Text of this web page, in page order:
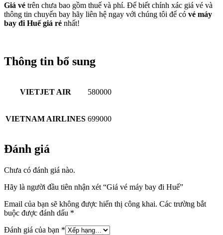
Giá vé trên chưa bao gồm thuế và phí. Để biết chính xác giá vé và
thông tin chuyến bay hãy liên hệ ngay với chúng tôi để có vé máy
bay đi Huếgiá rẻ nhất!
Thông tin bổ sung
VIETJET AIR 580000
VIETNAM AIRLINES 699000
Đánh giá
Chưa có đánh giá nào.
Hãy là người đầu tiên nhận xét “Giá vé máy bay đi Huế”
Email của bạn sẽ không được hiển thị công khai. Các trường bắt
buộc được đánh dấu *
Đánh giá của bạn *